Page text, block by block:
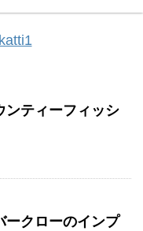
ンティーフィッシ
ークローのインプ